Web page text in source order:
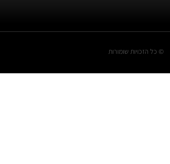
© כל הזכויות שומורות